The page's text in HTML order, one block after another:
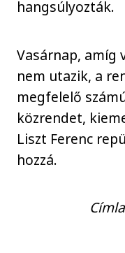
hangsúlyozták.
Vasárnap, amíg
nem utazik, a
megfelelő
közrendet,
Liszt Ferenc
hozzá.